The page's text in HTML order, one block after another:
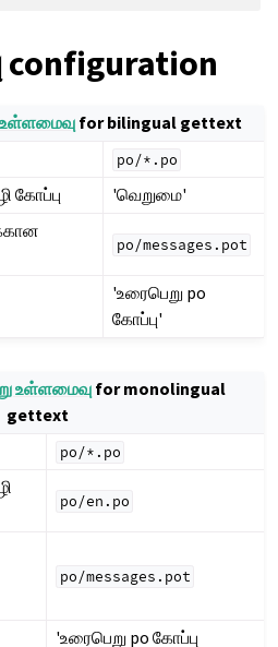
configuration
உள்ளமைவுfor bilingual gettext
po/*.po
கோப்பு
'வெறுமை'
po/messages.pot
'உரைபெறு po
கோப்பு'
உள்ளமைவுfor monolingual
gettext
po/*.po
po/en.po
po/messages.pot
'உரைபெறு po கோப்பு